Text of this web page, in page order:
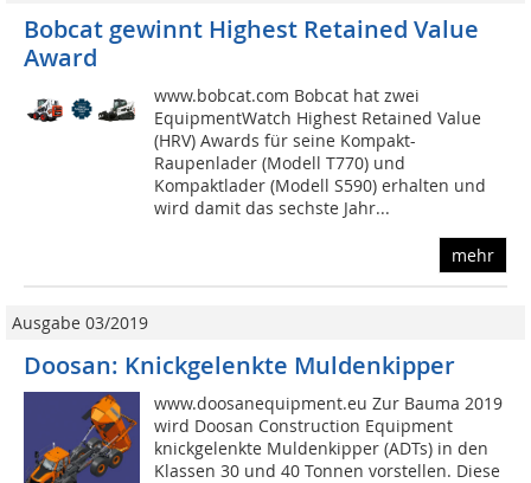
Bobcat gewinnt Highest Retained Value
Award
www.bobcat.com Bobcat hat zwei
EquipmentWatch Highest Retained Value
(HRV) Awards für seine Kompakt-
Raupenlader (Modell T770) und
Kompaktlader (Modell S590) erhalten und
wird damit das sechste Jahr...
mehr
Ausgabe 03/2019
Doosan: Knickgelenkte Muldenkipper
www.doosanequipment.eu Zur Bauma 2019
wird Doosan Construction Equipment
knickgelenkte Muldenkipper (ADTs) in den
Klassen 30 und 40 Tonnen vorstellen. Diese